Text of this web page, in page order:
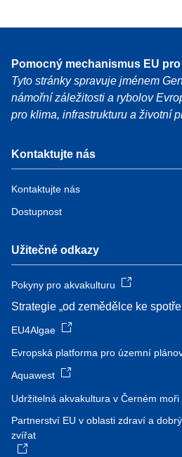
Pomocný mechanismus EU
Tyto stránky spravuje jménem
námořní záležitosti a rybolov
pro klima, infrastrukturu a životní
Kontaktujte nás
Kontaktujte nás
Dostupnost
Užitečné odkazy
Pokyny pro akvakulturu
Strategie „od zemědělce ke
EU4Algae
Evropská platforma pro územní
Aquawest
Udržitelná akvakultura v Černém moři
Partnerství EU v oblasti zdraví a
zvířat